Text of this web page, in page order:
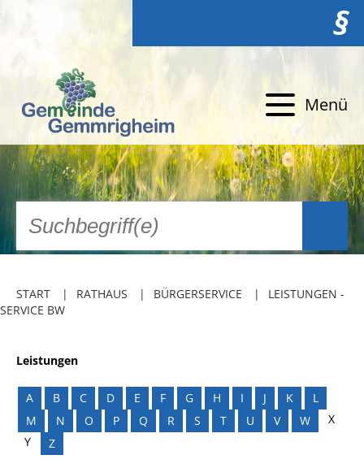
§
Menü
START RATHAUS BÜRGERSERVICE
LEISTUNGEN -
SERVICE BW
Leistungen
A B C D E F G H I J K
L
M
N O P Q R S T U V W
X
Y
Z